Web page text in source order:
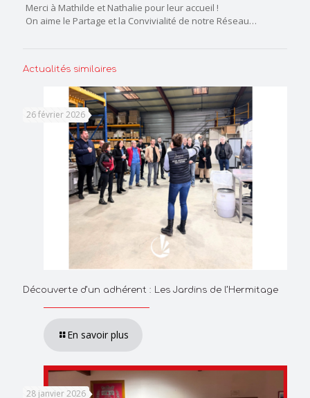
Merci à Mathilde et Nathalie pour leur accueil !
On aime le Partage et la Convivialité de notre Réseau…
Actualités similaires
26 février 2026
Découverte d’un adhérent : Les Jardins de l’Hermitage
En savoir plus
28 janvier 2026